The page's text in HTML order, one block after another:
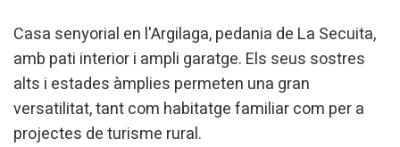
Casa senyorial en l'Argilaga, pedania de La Secuita,
amb pati interior i ampli garatge. Els seus sostres
alts i estades àmplies permeten una gran
versatilitat, tant com habitatge familiar com per a
projectes de turisme rural.
Modificar cookies